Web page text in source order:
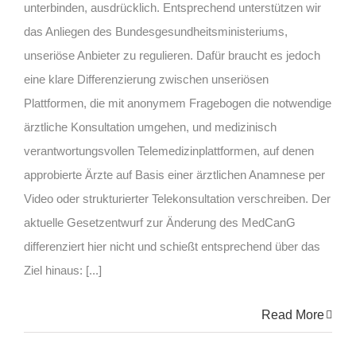
unterbinden, ausdrücklich. Entsprechend unterstützen wir
das Anliegen des Bundesgesundheitsministeriums,
unseriöse Anbieter zu regulieren. Dafür braucht es jedoch
eine klare Differenzierung zwischen unseriösen
Plattformen, die mit anonymem Fragebogen die notwendige
ärztliche Konsultation umgehen, und medizinisch
verantwortungsvollen Telemedizinplattformen, auf denen
approbierte Ärzte auf Basis einer ärztlichen Anamnese per
Video oder strukturierter Telekonsultation verschreiben. Der
aktuelle Gesetzentwurf zur Änderung des MedCanG
differenziert hier nicht und schießt entsprechend über das
Ziel hinaus: [...]
Read More